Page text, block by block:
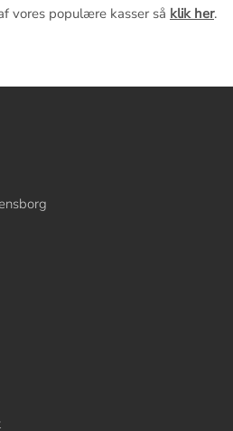
vores populære kasser så klik her.